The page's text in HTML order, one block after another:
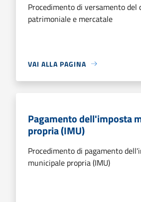
Procedimento di versamento del
patrimoniale e mercatale
VAI ALLA PAGINA
Pagamento dell'imposta
propria (IMU)
Procedimento di pagamento
municipale propria (IMU)